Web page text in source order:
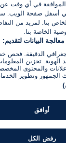
الموافقة في أي وقت
أسفل صفحة الويب.
بنا. لمزيد من
الخاصة بنا.
البيانات لتقديم:
الدقيقة. فحص
تخزين
والمحتوى
الجمهور وتطوير
أوافق
رفض الكل